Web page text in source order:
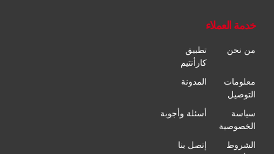
خدمة العملاء
من نحن
تطبيق
كارأنتيم
معلومات
التوصيل
المدونة
سياسة
الخصوصية
أسئلة وأجوبة
الشروط
إتصل بنا